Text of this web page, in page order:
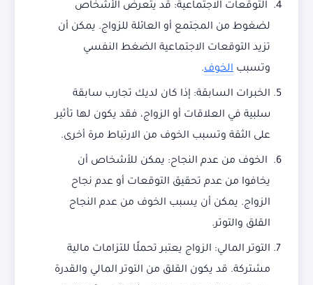
التوقعات الاجتماعية: قد يتعرض الأشخاص
لضغوط من المجتمع أو العائلة للزواج. يمكن أن
تزيد التوقعات الاجتماعية الضغط النفسي
وتسبب الخوف.
الخبرات السابقة: إذا كان لديك تجارب سابقة
سلبية في العلاقات أو الزواج، فقد يكون لها تأثير
على الثقة وتسبب الخوف من الارتباط مرة أخرى.
الخوف من عدم النجاح: يمكن للأشخاص أن
يخافوا من عدم تحقيق التوقعات أو عدم نجاح
الزواج. يمكن أن يسبب الخوف من عدم النجاح
القلق والتوتر.
التوتر المالي: الزواج يعتبر تحملًا للتزامات مالية
مشتركة. قد يكون القلق من التوتر المالي والقدرة